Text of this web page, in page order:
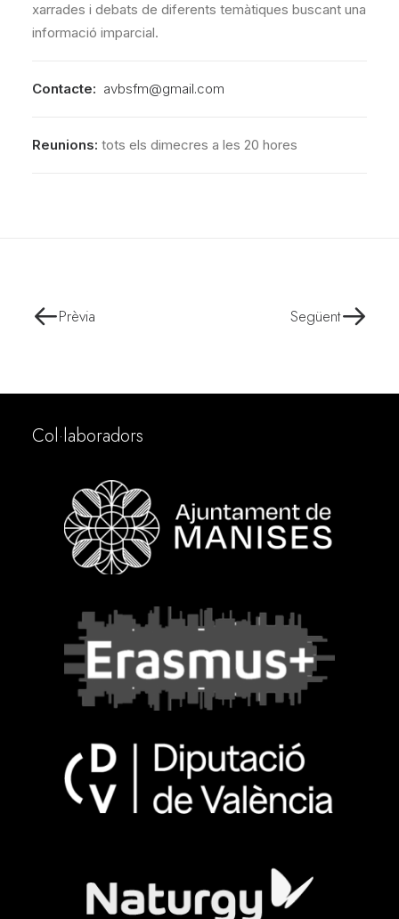
xarrades i debats de diferents temàtiques buscant una
informació imparcial.
Contacte: avbsfm@gmail.com
Reunions: tots els dimecres a les 20 hores
Prèvia Següent
Col·laboradors